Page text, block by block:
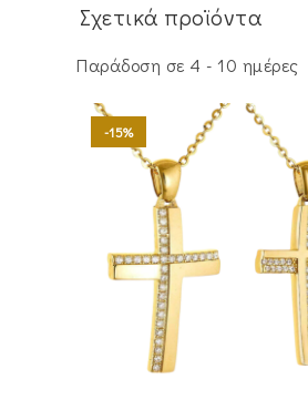
Σχετικά προϊόντα
Παράδοση σε 4 - 10 ημέρες
-15%